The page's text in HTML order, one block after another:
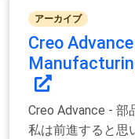
アーカイブ
Creo
Creo Advance -
私は前進すると思